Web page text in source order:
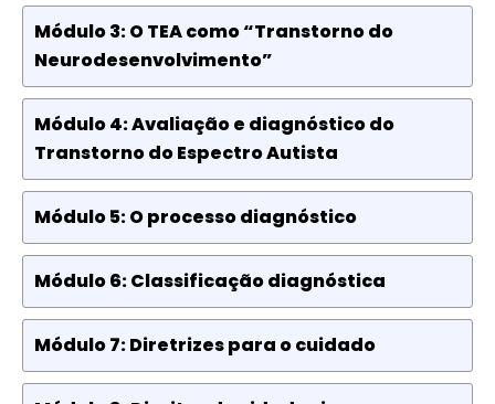
Módulo 3: O TEA como “Transtorno do
Neurodesenvolvimento”
Módulo 4: Avaliação e diagnóstico do
Transtorno do Espectro Autista
Módulo 5: O processo diagnóstico
Módulo 6: Classificação diagnóstica
Módulo 7: Diretrizes para o cuidado